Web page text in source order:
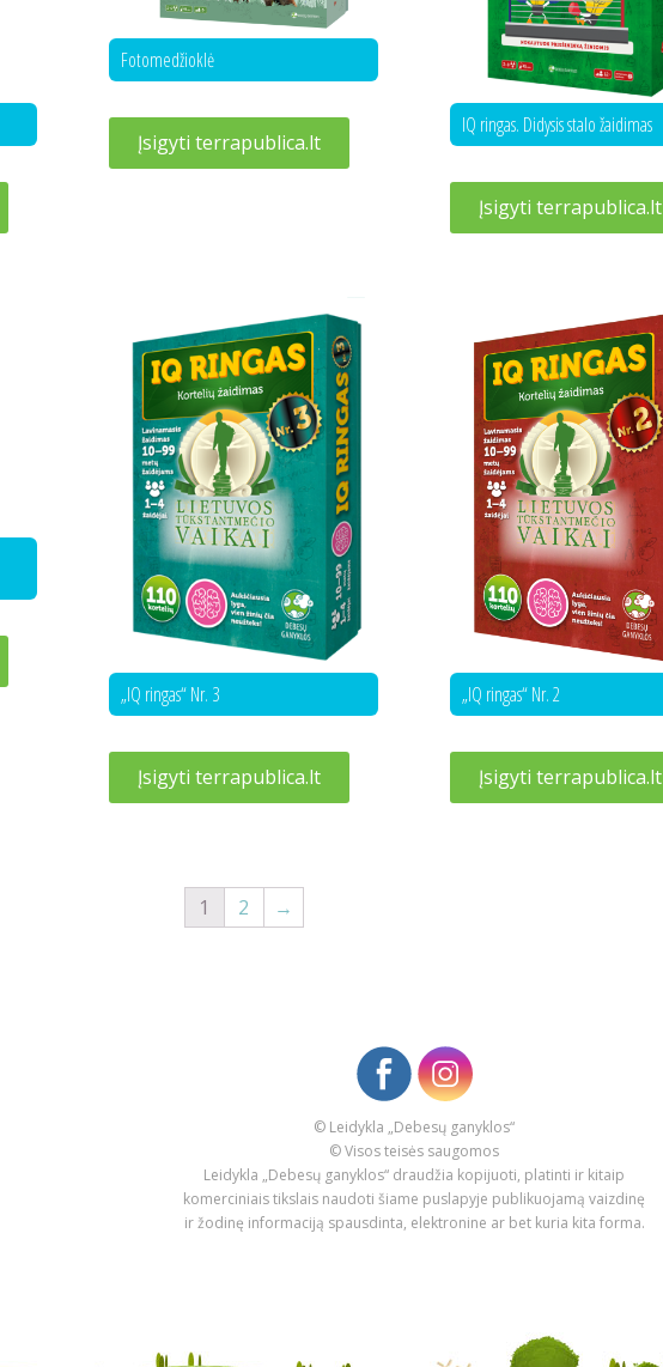
Fotomedžioklė
Įsigyti terrapublica.lt
IQ ringas. Didysis stalo žaidimas
Įsigyti terrapublica.lt
„IQ ringas“ Nr. 3
Įsigyti terrapublica.lt
„IQ ringas“ Nr. 2
Įsigyti terrapublica.lt
1 2 →
© Leidykla „Debesų ganyklos“
© Visos teisės saugomos
Leidykla „Debesų ganyklos“ draudžia kopijuoti, platinti ir kitaip
komerciniais tikslais naudoti šiame puslapyje publikuojamą vaizdinę
ir žodinę informaciją spausdinta, elektronine ar bet kuria kita forma.